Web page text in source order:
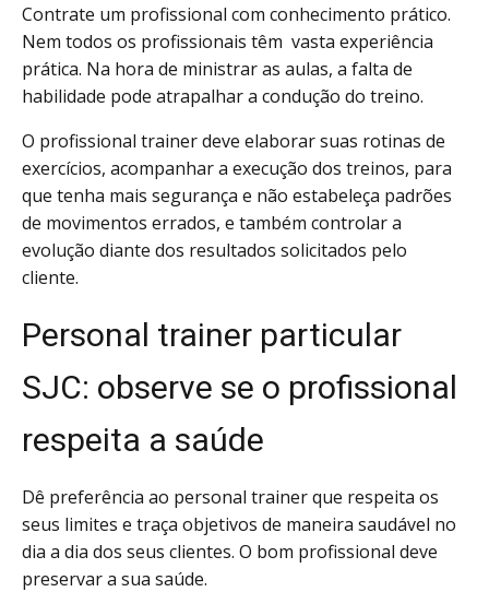
Contrate um profissional com conhecimento prático.
Nem todos os profissionais têm vasta experiência
prática. Na hora de ministrar as aulas, a falta de
habilidade pode atrapalhar a condução do treino.
O profissional trainer deve elaborar suas rotinas de
exercícios, acompanhar a execução dos treinos, para
que tenha mais segurança e não estabeleça padrões
de movimentos errados, e também controlar a
evolução diante dos resultados solicitados pelo
cliente.
Personal trainer particular
SJC: observe se o profissional
respeita a saúde
Dê preferência ao personal trainerque respeita os
seus limites e traça objetivos de maneira saudável no
dia a dia dos seus clientes. O bom profissional deve
preservar a sua saúde.